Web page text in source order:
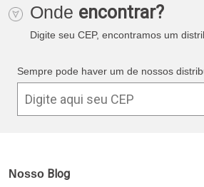
Onde encontrar?
Digite seu CEP, encontramos um
Sempre pode haver um de nossos
Nosso Blog